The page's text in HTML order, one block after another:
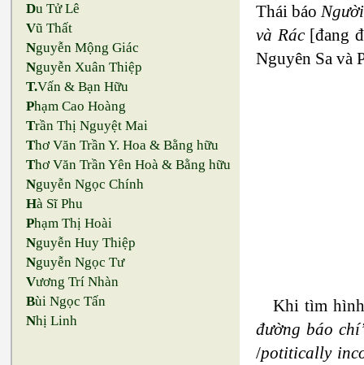
Du Tử Lê
Vũ Thất
Nguyễn Mộng Giác
Nguyễn Xuân Thiệp
T.Vấn & Bạn Hữu
Phạm Cao Hoàng
Trần Thị Nguyệt Mai
Thơ Văn Trần Y. Hoa & Bằng hữu
Thơ Văn Trần Yên Hoà & Bằng hữu
Nguyễn Ngọc Chính
Hà Sĩ Phu
Phạm Thị Hoài
Nguyễn Huy Thiệp
Nguyễn Ngọc Tư
Vương Trí Nhàn
Bùi Ngọc Tấn
Nhị Linh
Thái báo
và Rác[đang
Nguyên Sa và
Khi tìm
đường báo
/potitically